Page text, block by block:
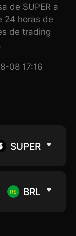
de SUPER a
24 horas de
de trading
08 17:16
SUPER
BRL